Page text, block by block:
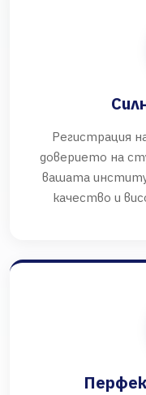
Регистрация
доверието на
вашата
качество и